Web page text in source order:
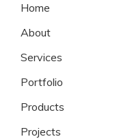
Home
About
Services
Portfolio
Products
Projects